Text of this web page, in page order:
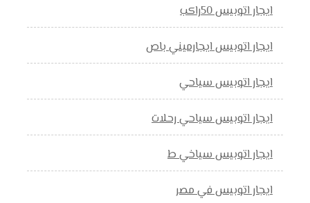
ايجار اتوبيس 50راكب
ايجار اتوبيس ايجارميني باص
ايجار اتوبيس سياحي
ايجار اتوبيس سياحي رحلات
ايجار اتوبيس سياخي ط
ايجار اتوبيس في مصر